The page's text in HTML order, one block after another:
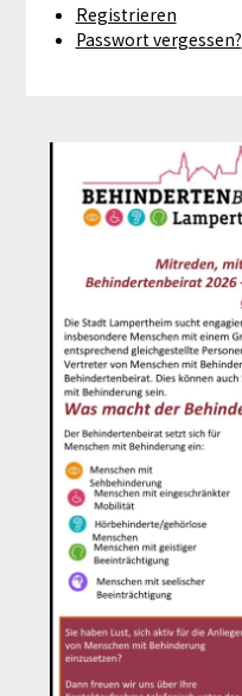
Registrieren
Passwort vergessen?